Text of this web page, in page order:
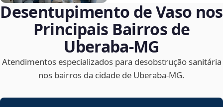
Desentupimento de Vaso nos
Principais Bairros de
Uberaba‑MG
Atendimentos especializados para desobstrução sanitária
nos bairros da cidade de Uberaba‑MG.